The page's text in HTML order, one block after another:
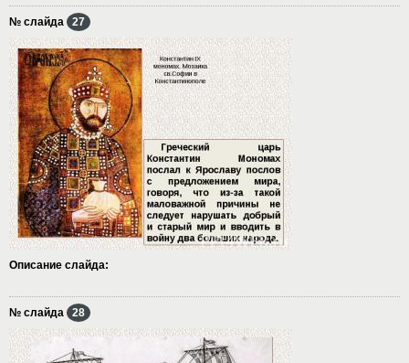
№ слайда 27
Описание слайда:
№ слайда 28